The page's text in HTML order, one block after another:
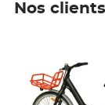
Nos